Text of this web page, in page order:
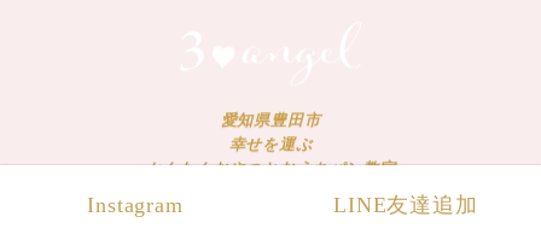
愛知県豊田市
幸せを運ぶ
かんたんおやつとおうちパン教室
Instagram LINE友達追加